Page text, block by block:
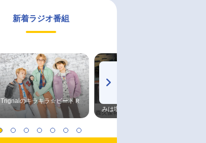
新着ラジオ番組
Trignalのキラキラ☆ビートＲ
みは塩だけ